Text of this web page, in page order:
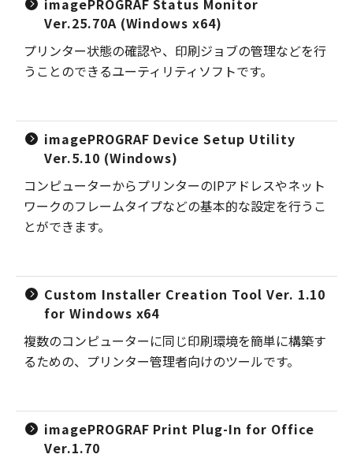
imagePROGRAF Status Monitor
Ver.25.70A (Windows x64)
プリンター状態の確認や、印刷ジョブの管理などを行
うことのできるユーティリティソフトです。
imagePROGRAF Device Setup Utility
Ver.5.10 (Windows)
コンピューターからプリンターのIPアドレスやネット
ワークのフレームタイプなどの基本的な設定を行うこ
とができます。
Custom Installer Creation Tool Ver. 1.10
for Windows x64
複数のコンピューターに同じ印刷環境を簡単に構築す
るための、プリンター管理者向けのツールです。
imagePROGRAF Print Plug-In for Office
Ver.1.70